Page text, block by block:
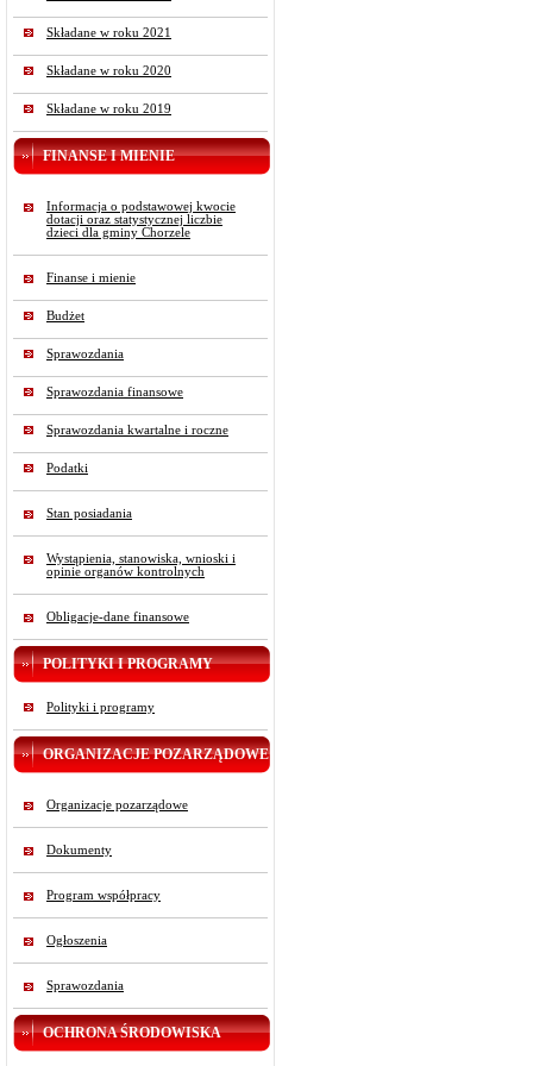
Składane w roku 2021
Składane w roku 2020
Składane w roku 2019
FINANSE I MIENIE
Informacja o podstawowej kwocie
dotacji oraz statystycznej liczbie
dzieci dla gminy Chorzele
Finanse i mienie
Budżet
Sprawozdania
Sprawozdania finansowe
Sprawozdania kwartalne i roczne
Podatki
Stan posiadania
Wystąpienia, stanowiska, wnioski i
opinie organów kontrolnych
Obligacje-dane finansowe
POLITYKI I PROGRAMY
Polityki i programy
ORGANIZACJE POZARZĄDOWE
Organizacje pozarządowe
Dokumenty
Program współpracy
Ogłoszenia
Sprawozdania
OCHRONA ŚRODOWISKA